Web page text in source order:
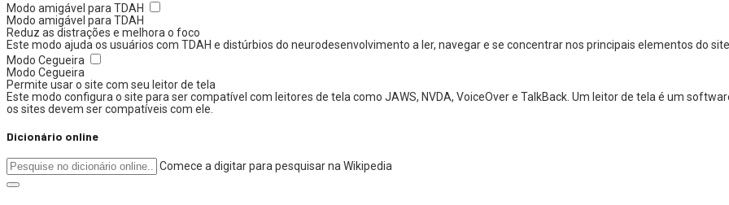
Modo amigável para TDAH
Modo amigável para TDAH
Reduz as distrações e melhora o foco
Este modo ajuda os usuários com TDAH e distúrbios do neurodesenvolvimento a ler, navegar e se concentrar nos principais elementos do
Modo Cegueira
Modo Cegueira
Permite usar o site com seu leitor de tela
Este modo configura o site para ser compatível com leitores de tela como JAWS, NVDA, VoiceOver e TalkBack. Um leitor de tela é um
os sites devem ser compatíveis com ele.
Dicionário online
Comece a digitar para pesquisar na Wikipedia